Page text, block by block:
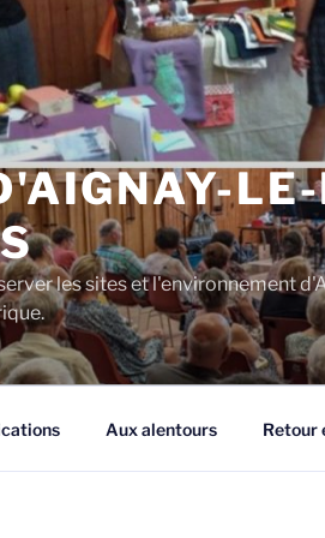
les sites et l'environnement
Aux alentours Retour